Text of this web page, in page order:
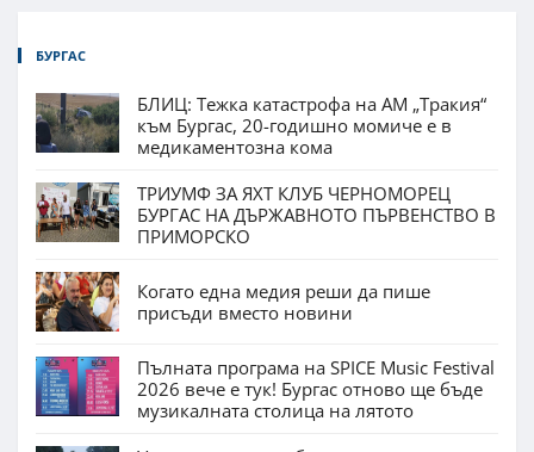
БУРГАС
БЛИЦ: Тежка катастрофа на АМ „Тракия“
към Бургас, 20-годишно момиче е в
медикаментозна кома
ТРИУМФ ЗА ЯХТ КЛУБ ЧЕРНОМОРЕЦ
БУРГАС НА ДЪРЖАВНОТО ПЪРВЕНСТВО В
ПРИМОРСКО
Когато една медия реши да пише
присъди вместо новини
Пълната програма на SPICE Music Festival
2026 вече е тук! Бургас отново ще бъде
музикалната столица на лятото